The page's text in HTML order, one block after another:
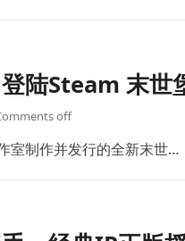
登陆Steam 末世
off
室制作并发行的全新末世…